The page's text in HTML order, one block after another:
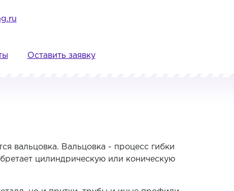
Оставить заявку
вальцовка. Вальцовка - процесс гибки
цилиндрическую или коническую